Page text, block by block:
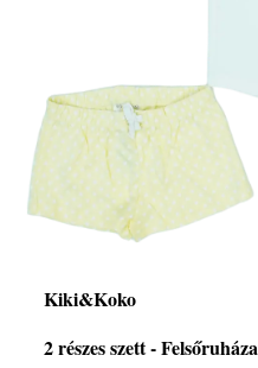
Kiki&Koko
2 részes szett -